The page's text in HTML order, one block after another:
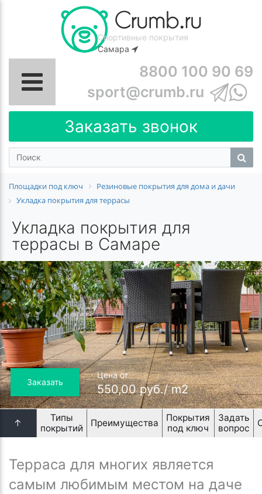
Спортивные покрытия
Самара
8800 100 90 69
sport@crumb.ru
Заказать звонок
Площадки под ключ
Резиновые покрытия для дома и дачи
Укладка покрытия для террасы
Укладка покрытия для
террасы в Самаре
Заказать
Цена от
550,00 руб./ m2
↑
Типы
покрытий
Преимущества
Покрытия
под ключ
Задать
вопрос
Терраса для многих является
самым любимым местом на даче